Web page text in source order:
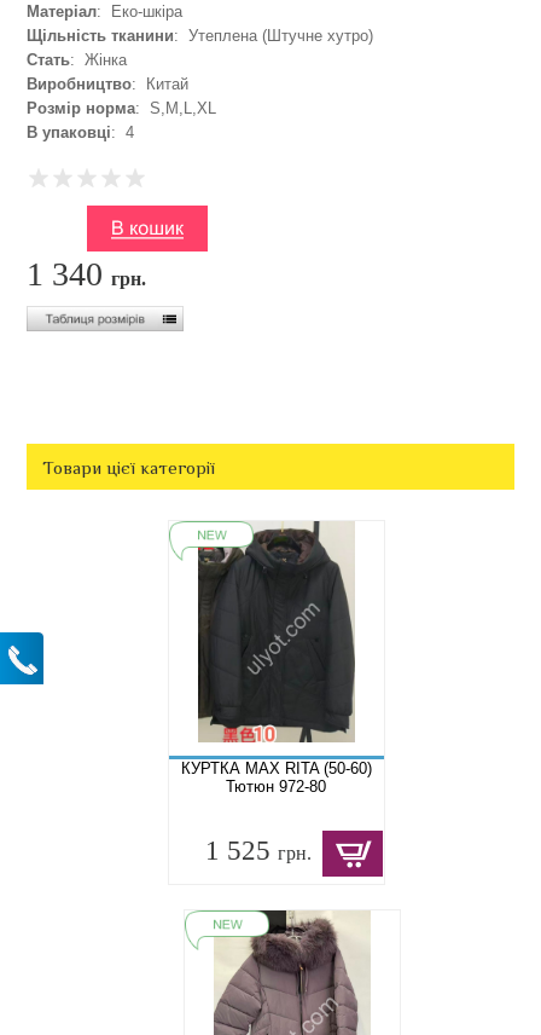
Матеріал: Еко-шкіра
Щільність тканини: Утеплена (Штучне хутро)
Стать: Жінка
Виробництво: Китай
Розмір норма: S,M,L,XL
В упаковці: 4
1 340грн.
Товари цієї категорії
КУРТКА MAX RITA (50-60)
Тютюн 972-80
1 525грн.